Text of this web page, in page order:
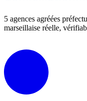
5 agences agréées
marseillaise réelle,